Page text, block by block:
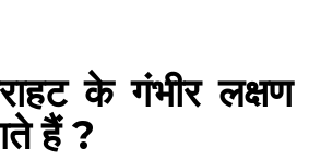
के गंभीर लक्षण
हैं ?